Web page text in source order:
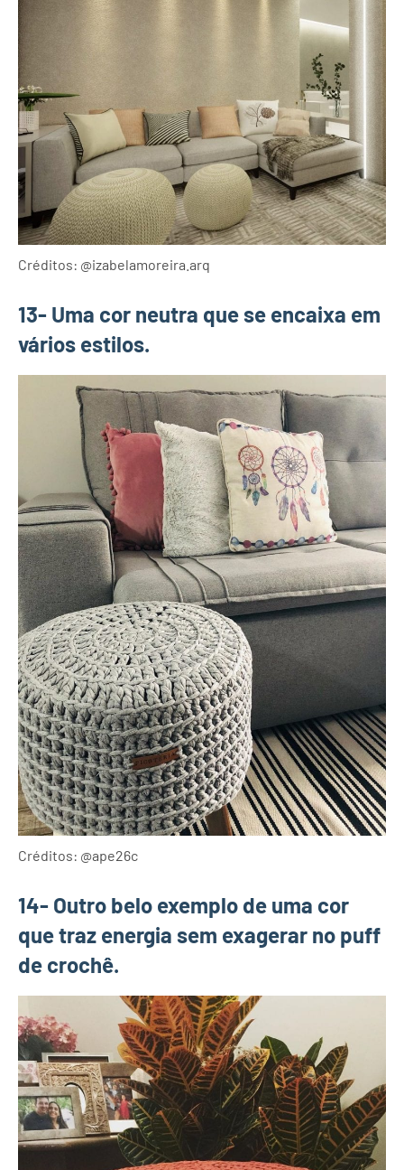
Créditos: @izabelamoreira.arq
13- Uma cor neutra que se encaixa em
vários estilos.
Créditos: @ape26c
14- Outro belo exemplo de uma cor
que traz energia sem exagerar no puff
de crochê.